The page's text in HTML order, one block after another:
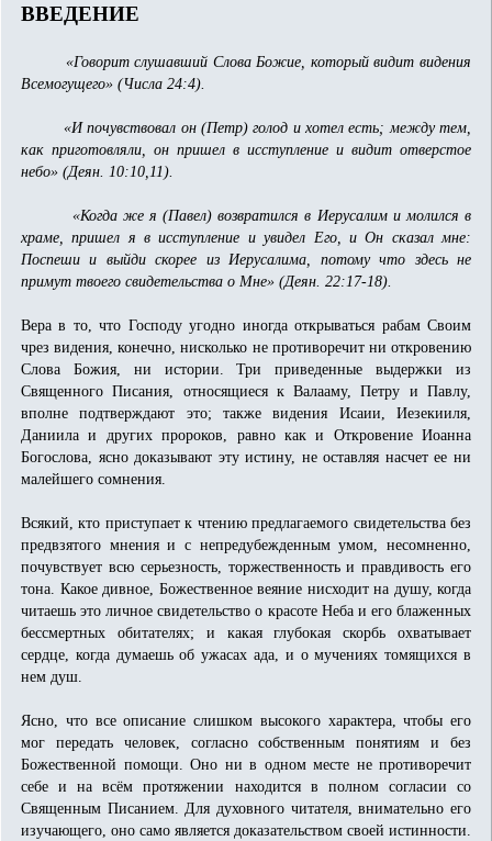
ВВЕДЕНИЕ
«Говорит слушавший Слова Божие, который видит видения
Всемогущего» (Числа 24:4).
«И почувствовал он (Петр) голод и хотел есть; между тем,
как приготовляли, он пришел в исступление и видит отверстое
небо» (Деян. 10:10,11).
«Когда же я (Павел) возвратился в Иерусалим и молился в
храме, пришел я в исступление и увидел Его, и Он сказал мне:
Поспеши и выйди скорее из Иерусалима, потому что здесь не
примут твоего свидетельства о Мне» (Деян. 22:17-18).
Вера в то, что Господу угодно иногда открываться рабам Своим
чрез видения, конечно, нисколько не противоречит ни откровению
Слова Божия, ни истории. Три приведенные выдержки из
Священного Писания, относящиеся к Валааму, Петру и Павлу,
вполне подтверждают это; также видения Исаии, Иезекииля,
Даниила и других пророков, равно как и Откровение Иоанна
Богослова, ясно доказывают эту истину, не оставляя насчет ее ни
малейшего сомнения.
Всякий, кто приступает к чтению предлагаемого свидетельства без
предвзятого мнения и с непредубежденным умом, несомненно,
почувствует всю серьезность, торжественность и правдивость его
тона. Какое дивное, Божественное веяние нисходит на душу, когда
читаешь это личное свидетельство о красоте Неба и его блаженных
бессмертных обитателях; и какая глубокая скорбь охватывает
сердце, когда думаешь об ужасах ада, и о мучениях томящихся в
нем душ.
Ясно, что все описание слишком высокого характера, чтобы его
мог передать человек, согласно собственным понятиям и без
Божественной помощи. Оно ни в одном месте не противоречит
себе и на всём протяжении находится в полном согласии со
Священным Писанием. Для духовного читателя, внимательно его
изучающего, оно само является доказательством своей истинности.